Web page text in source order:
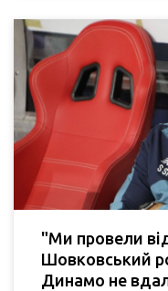
"Ми провели
Шовковський
Динамо не